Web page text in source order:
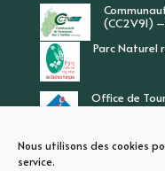
Nous utilisons des cookies
service.
(CC2V91)
Parc Naturel
Office de
Forêt, Vallée